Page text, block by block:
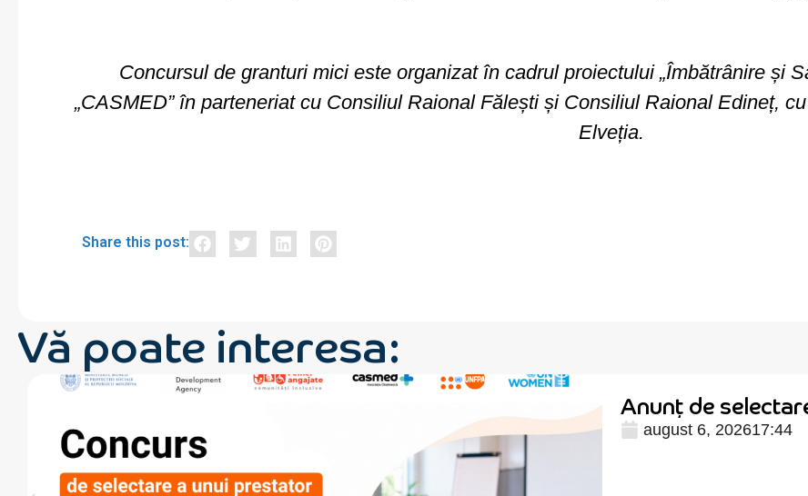
Concursul de granturi mici este organizat în cadrulproiectului „Îmbătrânire și
„CASMED” în parteneriat cu Consiliul Raional Fălești și Consiliul Raional Edineț,
Elveția.
Share this post:
Vă poate interesa:
Anunț de
august 6, 202617:44